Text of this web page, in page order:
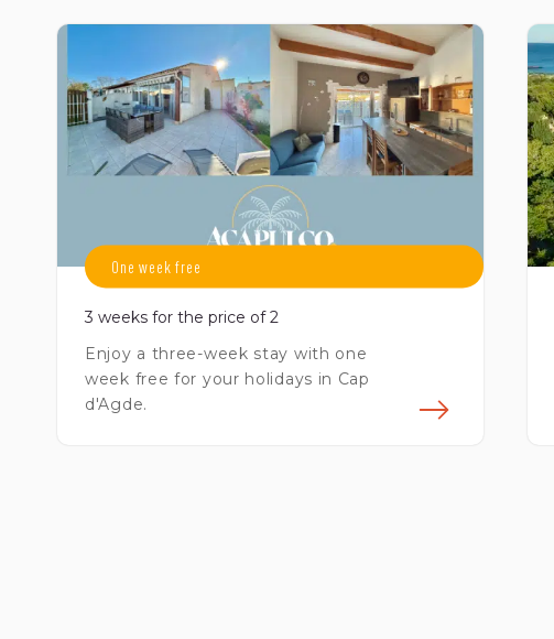
One week free
3 weeks for the price of 2
Enjoy a three-week stay with one
week free for your holidays in Cap
d'Agde.